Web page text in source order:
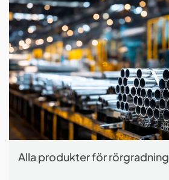
Alla produkter för rörgradning